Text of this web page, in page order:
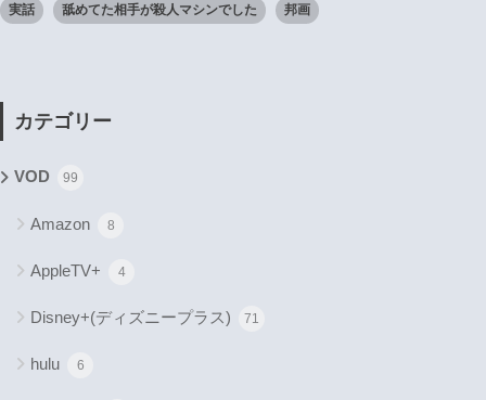
実話 舐めてた相手が殺人マシンでした 邦画
カテゴリー
VOD 99
Amazon 8
AppleTV+ 4
Disney+(ディズニープラス) 71
hulu 6